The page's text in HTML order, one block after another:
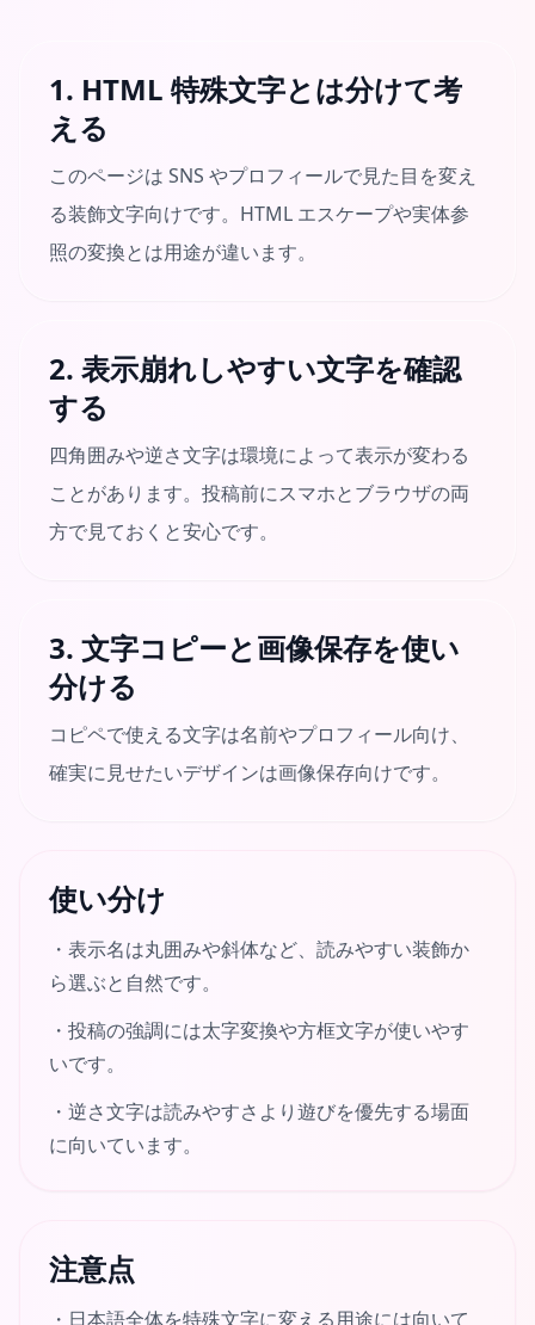
1. HTML 特殊文字とは分けて考
える
このページは SNS やプロフィールで見た目を変え
る装飾文字向けです。HTML エスケープや実体参
照の変換とは用途が違います。
2. 表示崩れしやすい文字を確認
する
四角囲みや逆さ文字は環境によって表示が変わる
ことがあります。投稿前にスマホとブラウザの両
方で見ておくと安心です。
3. 文字コピーと画像保存を使い
分ける
コピペで使える文字は名前やプロフィール向け、
確実に見せたいデザインは画像保存向けです。
使い分け
・ 表示名は丸囲みや斜体など、読みやすい装飾か
ら選ぶと自然です。
・ 投稿の強調には太字変換や方框文字が使いやす
いです。
・ 逆さ文字は読みやすさより遊びを優先する場面
に向いています。
注意点
・ 日本語全体を特殊文字に変える用途には向いて